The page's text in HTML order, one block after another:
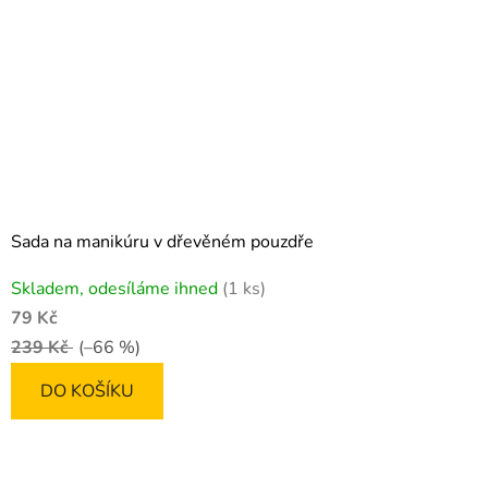
Sada na manikúru v dřevěném pouzdře
Skladem, odesíláme ihned (1 ks)
79 Kč
239 Kč (–66 %)
DO KOŠÍKU